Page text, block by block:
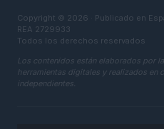
Copyright © 2026 · Publicado en
REA 2729933
Todos los derechos reservados
Los contenidos están elaborados por
herramientas digitales y realizados en
independientes.